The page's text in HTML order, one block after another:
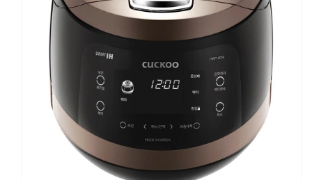
Nồi cơm điện tử áp suất Cuckoo 0.5 lít CRP-